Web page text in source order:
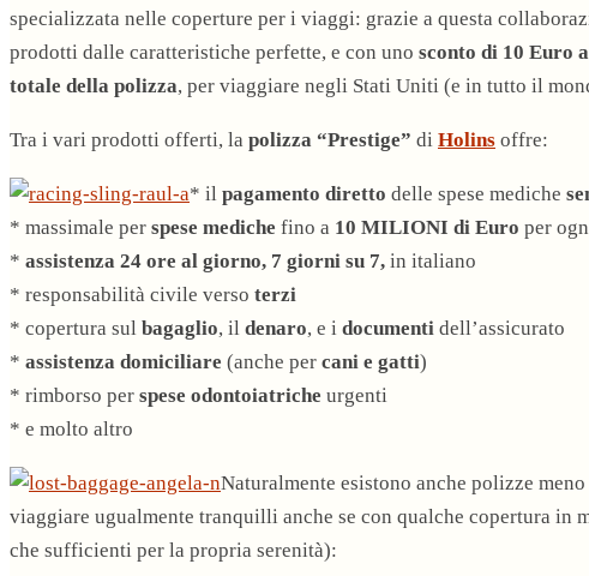
specializzata nelle coperture per i viaggi: grazie a questa
prodotti dalle caratteristiche perfette, e con uno sconto di 10 Euro
totale della polizza, per viaggiare negli Stati Uniti (e in tutto il
Tra i vari prodotti offerti, la polizza “Prestige” di Holins offre:
* il pagamento diretto delle spese mediche
* massimale per spese mediche fino a 10 MILIONI di Euro per
* assistenza 24 ore al giorno, 7 giorni su 7, in italiano
* responsabilità civile verso terzi
* copertura sul bagaglio, il denaro, e i documenti dell’assicurato
* assistenza domiciliare (anche per cani e gatti)
* rimborso per spese odontoiatriche urgenti
* e molto altro
Naturalmente esistono anche polizze
viaggiare ugualmente tranquilli anche se con qualche copertura in
che sufficienti per la propria serenità):